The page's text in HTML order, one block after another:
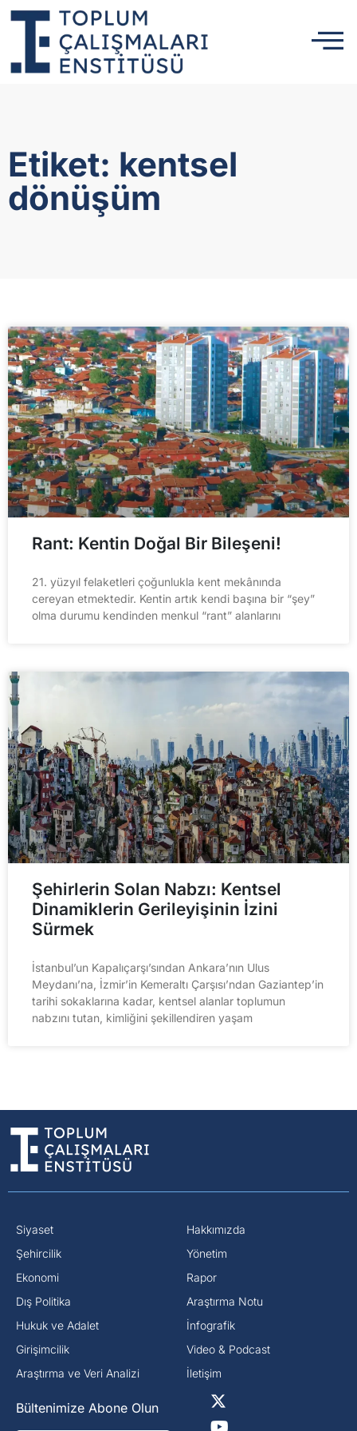
Etiket: kentsel
dönüşüm
Rant: Kentin Doğal Bir Bileşeni!
21. yüzyıl felaketleri çoğunlukla kent mekânında
cereyan etmektedir. Kentin artık kendi başına bir “şey”
olma durumu kendinden menkul “rant” alanlarını
Şehirlerin Solan Nabzı: Kentsel
Dinamiklerin Gerileyişinin İzini
Sürmek
İstanbul’un Kapalıçarşı’sından Ankara’nın Ulus
Meydanı’na, İzmir’in Kemeraltı Çarşısı’ndan Gaziantep’in
tarihi sokaklarına kadar, kentsel alanlar toplumun
nabzını tutan, kimliğini şekillendiren yaşam
Siyaset
⁠Şehircilik
Ekonomi
Dış Politika
⁠Hukuk ve Adalet
Girişimcilik
Araştırma ve Veri Analizi
Hakkımızda
Yönetim
Rapor
Araştırma Notu
İnfografik
Video & Podcast
İletişim
Bültenimize Abone Olun